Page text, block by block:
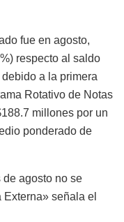
fue en agosto,
respecto al saldo
a la primera
Rotativo de Notas
millones por un
ponderado de
de agosto no se
señala el